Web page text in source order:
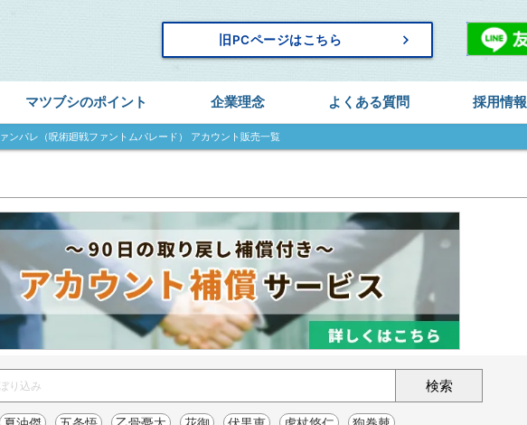
旧PCページはこちら keyboard_arrow_right
マツブシのポイント 企業理念 よくある質問 採用情報
ンパレ（呪術廻戦ファントムパレード） アカウント販売一覧